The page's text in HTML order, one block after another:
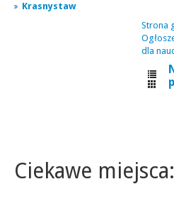
Krasnystaw
Strona
dla
Ciekawe miejsca: